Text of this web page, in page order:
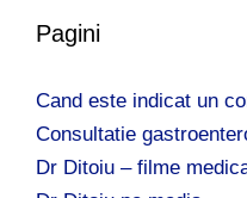
Pagini
Cand este indicat un
Consultatie
Dr Ditoiu – filme